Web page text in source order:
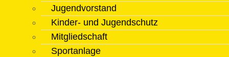
Jugendvorstand
Kinder- und Jugendschutz
Mitgliedschaft
Sportanlage